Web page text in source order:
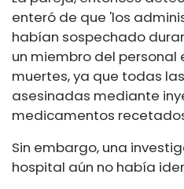
enteró de que 'los
habían sospechado
un miembro del personal
muertes, ya que todas
asesinadas mediante
medicamentos
Sin embargo, una
hospital aún no había